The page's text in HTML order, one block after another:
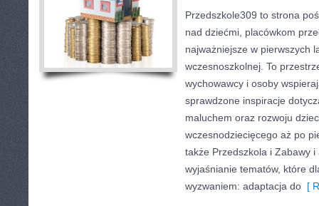
Przedszkole309 to strona
nad dziećmi, placówkom
najważniejsze w pierwszych
wczesnoszkolnej. To
wychowawcy i osoby
sprawdzone inspiracje
maluchem oraz rozwoju
wczesnodziecięcego aż po
także Przedszkola i Zabawy
wyjaśnianie tematów, które
wyzwaniem: adaptacja do [